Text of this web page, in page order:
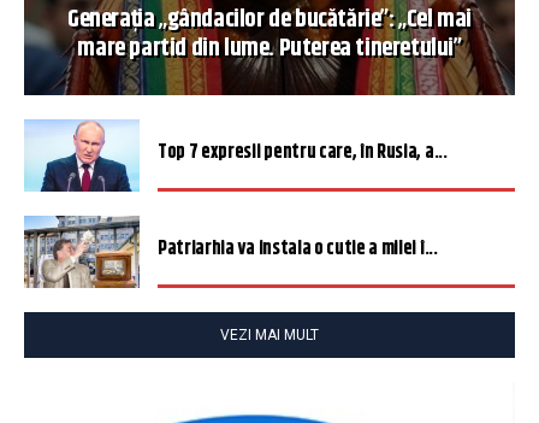
Generația „gândacilor de bucătărie”: „Cel mai
mare partid din lume. Puterea tineretului”
Top 7 expresii pentru care, în Rusia, a...
Patriarhia va instala o cutie a milei î...
VEZI MAI MULT